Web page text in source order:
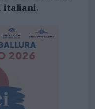
italiani.